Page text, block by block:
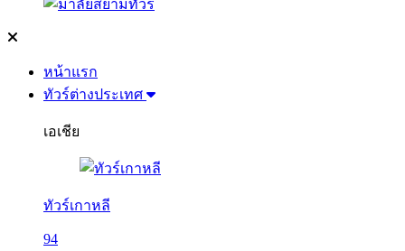
หน้าแรก
ทัวร์ต่างประเทศ
เอเชีย
ทัวร์เกาหลี
94